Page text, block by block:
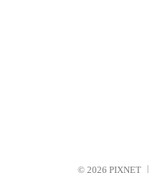
© 2026 PIXNET